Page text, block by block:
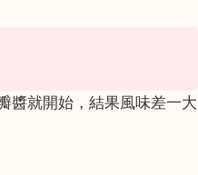
醬就開始，結果風味差一大